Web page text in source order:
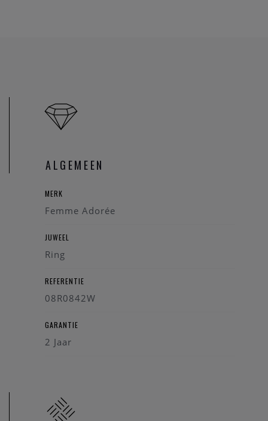
Merk: Femme Adorée
Referentie: E08R0842W D53pt
Steen: Diamanten
Karaat: 0,53 ct
ALGEMEEN
MERK
Femme Adorée
JUWEEL
Ring
REFERENTIE
08R0842W
GARANTIE
2 Jaar